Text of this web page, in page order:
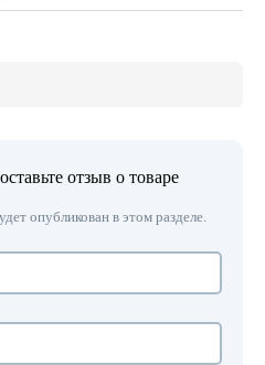
отзыв о товаре
опубликован в этом разделе.